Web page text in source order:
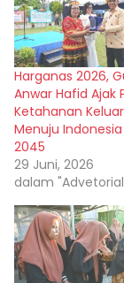
Harganas 2026,
Anwar Hafid Ajak
Ketahanan
Menuju
2045
29 Juni, 2026
dalam